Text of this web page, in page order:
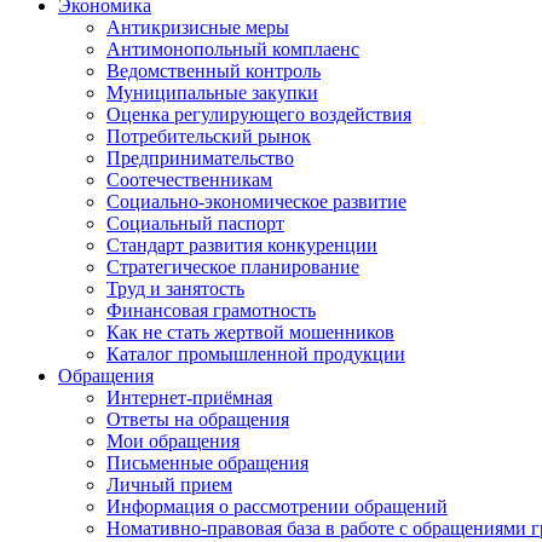
Экономика
Антикризисные меры
Антимонопольный комплаенс
Ведомственный контроль
Муниципальные закупки
Оценка регулирующего воздействия
Потребительский рынок
Предпринимательство
Соотечественникам
Социально-экономическое развитие
Социальный паспорт
Стандарт развития конкуренции
Стратегическое планирование
Труд и занятость
Финансовая грамотность
Как не стать жертвой мошенников
Каталог промышленной продукции
Обращения
Интернет-приёмная
Ответы на обращения
Мои обращения
Письменные обращения
Личный прием
Информация о рассмотрении обращений
Номативно-правовая база в работе с обращениями